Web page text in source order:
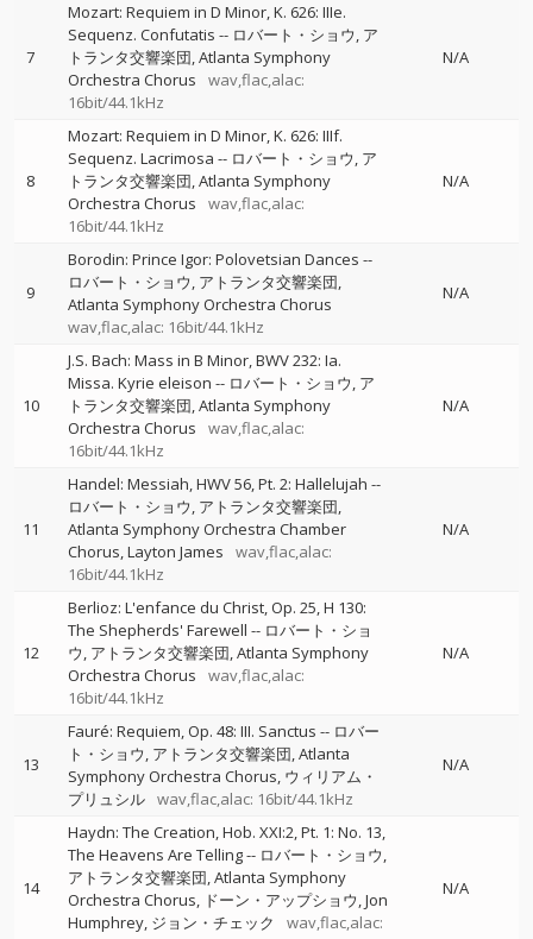
7
Mozart: Requiem in D Minor, K. 626: IIIe.
Sequenz. Confutatis -- ロバート・ショウ ア
トランタ交響楽団 Atlanta Symphony
Orchestra Chorus
wav,flac,alac:
16bit/44.1kHz
N/A
8
Mozart: Requiem in D Minor, K. 626: IIIf.
Sequenz. Lacrimosa -- ロバート・ショウ ア
トランタ交響楽団 Atlanta Symphony
Orchestra Chorus
wav,flac,alac:
16bit/44.1kHz
N/A
9
Borodin: Prince Igor: Polovetsian Dances --
ロバート・ショウ アトランタ交響楽団
Atlanta Symphony Orchestra Chorus
wav,flac,alac: 16bit/44.1kHz
N/A
10
J.S. Bach: Mass in B Minor, BWV 232: Ia.
Missa. Kyrie eleison -- ロバート・ショウ ア
トランタ交響楽団 Atlanta Symphony
Orchestra Chorus
wav,flac,alac:
16bit/44.1kHz
N/A
11
Handel: Messiah, HWV 56, Pt. 2: Hallelujah --
ロバート・ショウ アトランタ交響楽団
Atlanta Symphony Orchestra Chamber
Chorus Layton James
wav,flac,alac:
16bit/44.1kHz
N/A
12
Berlioz: L'enfance du Christ, Op. 25, H 130:
The Shepherds' Farewell -- ロバート・ショ
ウ アトランタ交響楽団 Atlanta Symphony
Orchestra Chorus
wav,flac,alac:
16bit/44.1kHz
N/A
13
Fauré: Requiem, Op. 48: III. Sanctus -- ロバー
ト・ショウ アトランタ交響楽団 Atlanta
Symphony Orchestra Chorus ウィリアム・
プリュシル wav,flac,alac: 16bit/44.1kHz
N/A
14
Haydn: The Creation, Hob. XXI:2, Pt. 1: No. 13,
The Heavens Are Telling-- ロバート・ショウ
アトランタ交響楽団 Atlanta Symphony
Orchestra Chorus
ドーン・アップショウ Jon
Humphrey ジョン・チェック
wav,flac,alac:
N/A